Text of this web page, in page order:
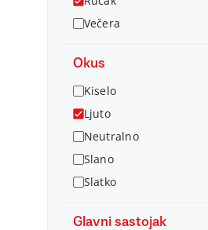
Večera
Okus
Kiselo
Ljuto
Neutralno
Slano
Slatko
Glavni sastojak